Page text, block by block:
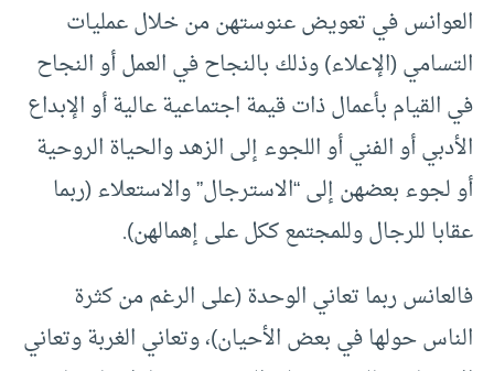
العوانس في تعويض عنوستهن من خلال عمليات
التسامي (الإعلاء) وذلك بالنجاح في العمل أو النجاح
في القيام بأعمال ذات قيمة اجتماعية عالية أو الإبداع
الأدبي أو الفني أو اللجوء إلى الزهد والحياة الروحية
أو لجوء بعضهن إلى “الاسترجال” والاستعلاء (ربما
عقابا للرجال وللمجتمع ككل على إهمالهن).
فالعانس ربما تعاني الوحدة (على الرغم من كثرة
الناس حولها في بعض الأحيان)، وتعاني الغربة وتعاني